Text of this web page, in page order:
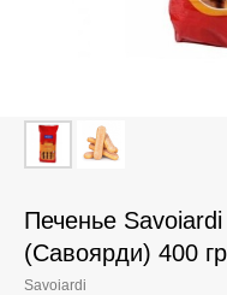
Печенье
(Савоярди) 400 гр
Savoiardi